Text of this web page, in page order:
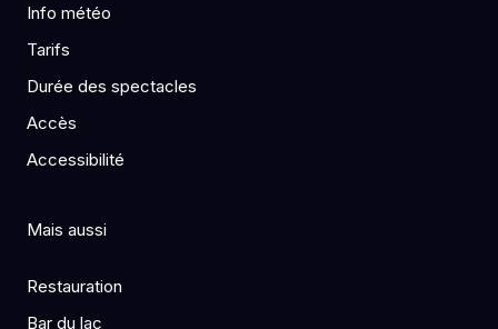
Info météo
Tarifs
Durée des spectacles
Accès
Accessibilité
Mais aussi
Restauration
Bar du lac